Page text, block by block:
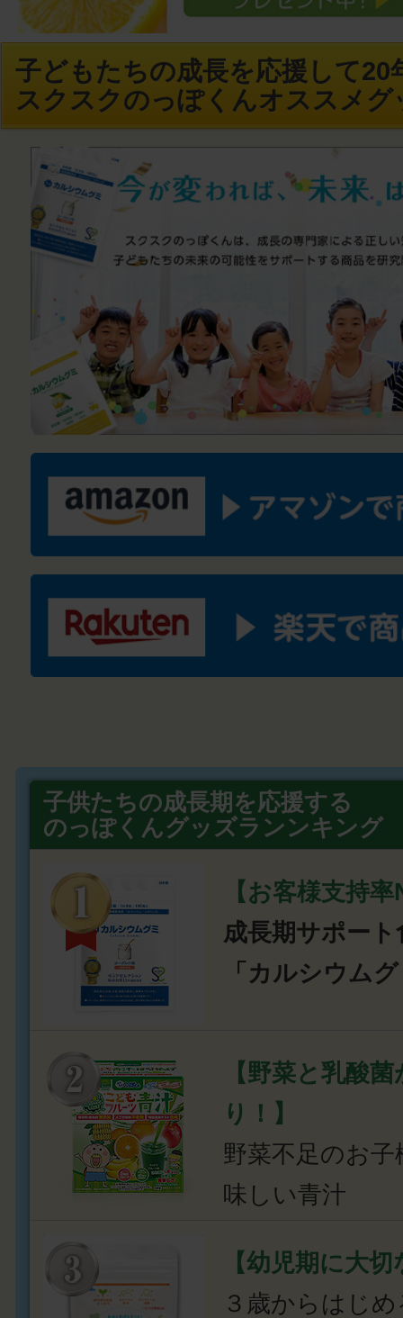
子どもたちの成長を応援して20
スクスクのっぽくんオススメグ
子供たちの成長期を応援する
のっぽくんグッズランンキング
【お客様支持
成長期サポート
「カルシウム
【野菜と乳酸
り！】
野菜不足のお
味しい青汁
【幼児期に大
３歳からはじ